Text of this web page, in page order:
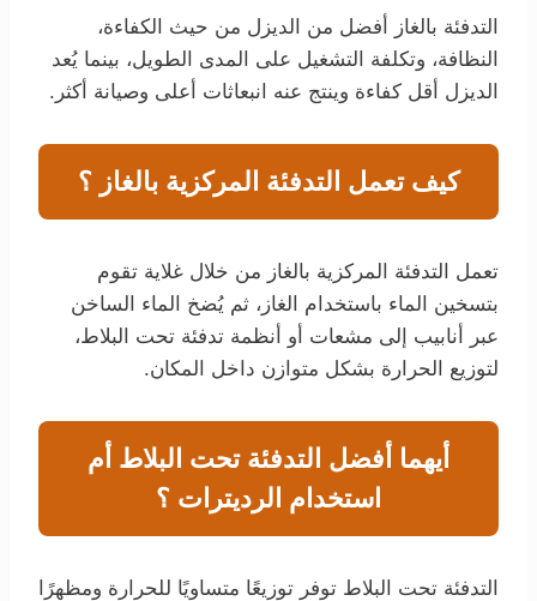
التدفئة بالغاز أفضل من الديزل من حيث الكفاءة،
النظافة، وتكلفة التشغيل على المدى الطويل، بينما يُعد
الديزل أقل كفاءة وينتج عنه انبعاثات أعلى وصيانة أكثر.
كيف تعمل التدفئة المركزية بالغاز ؟
تعمل التدفئة المركزية بالغاز من خلال غلاية تقوم
بتسخين الماء باستخدام الغاز، ثم يُضخ الماء الساخن
عبر أنابيب إلى مشعات أو أنظمة تدفئة تحت البلاط،
لتوزيع الحرارة بشكل متوازن داخل المكان.
أيهما أفضل التدفئة تحت البلاط أم
استخدام الرديترات ؟
التدفئة تحت البلاط توفر توزيعًا متساويًا للحرارة ومظهرًا